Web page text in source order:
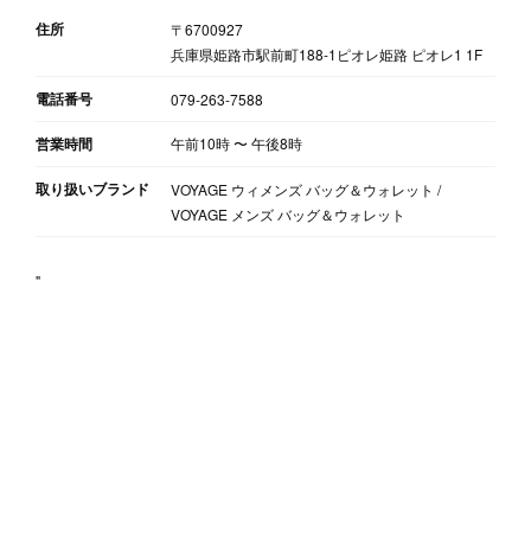
住所
〒6700927
兵庫県姫路市駅前町188-1ピオレ姫路 ピオレ1 1F
電話番号 079-263-7588
営業時間 午前10時〜午後8時
取り扱いブランド
VOYAGE ウィメンズ バッグ＆ウォレット /
VOYAGE メンズ バッグ＆ウォレット
"